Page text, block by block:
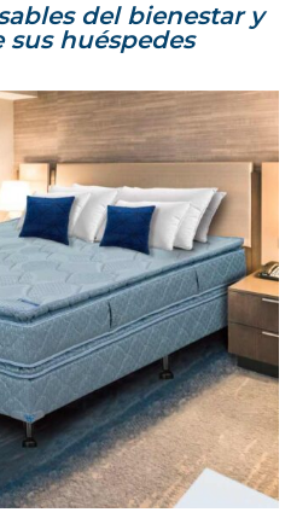
del bienestar y
sus huéspedes